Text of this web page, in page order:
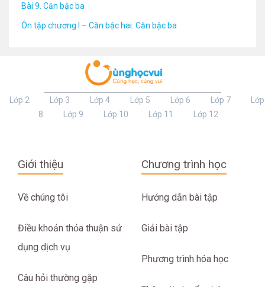
Bài 9. Căn bậc ba
Ôn tập chương I – Căn bậc hai. Căn bậc ba
Lớp 2 Lớp 3 Lớp 4 Lớp 5 Lớp 6 Lớp 7
Lớp
8
Lớp 9 Lớp 10 Lớp 11 Lớp 12
Giới thiệu
Về chúng tôi
Điều khoản thỏa thuận sử
dụng dịch vụ
Câu hỏi thường gặp
Chương trình học
Hướng dẫn bài tập
Giải bài tập
Phương trình hóa học